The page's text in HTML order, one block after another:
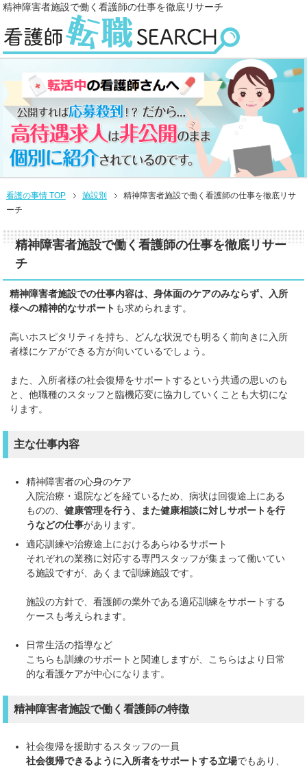
精神障害者施設で働く看護師の仕事を徹底リサーチ
看護の事情 TOP 施設別
精神障害者施設で働く看護師の仕事を徹底リサ
ーチ
精神障害者施設で働く看護師の仕事を徹底リサー
チ
精神障害者施設での仕事内容は、身体面のケアのみならず、入所
様への精神的なサポート も求められます。
高いホスピタリティを持ち、どんな状況でも明るく前向きに入所
者様にケアができる方が向いているでしょう。
また、入所者様の社会復帰をサポートするという共通の思いのも
と、他職種のスタッフと臨機応変に協力していくことも大切にな
ります。
主な仕事内容
精神障害者の心身のケア
入院治療・退院などを経ているため、病状は回復途上にある
ものの、健康管理を行う、また健康相談に対しサポートを行
うなどの仕事があります。
適応訓練や治療途上におけるあらゆるサポート
それぞれの業務に対応する専門スタッフが集まって働いてい
る施設ですが、あくまで訓練施設です。
施設の方針で、看護師の業外である適応訓練をサポートする
ケースも考えられます。
日常生活の指導など
こちらも訓練のサポートと関連しますが、こちらはより日常
的な看護ケアが中心になります。
精神障害者施設で働く看護師の特徴
社会復帰を援助するスタッフの一員
社会復帰できるように入所者をサポートする立場でもあり、